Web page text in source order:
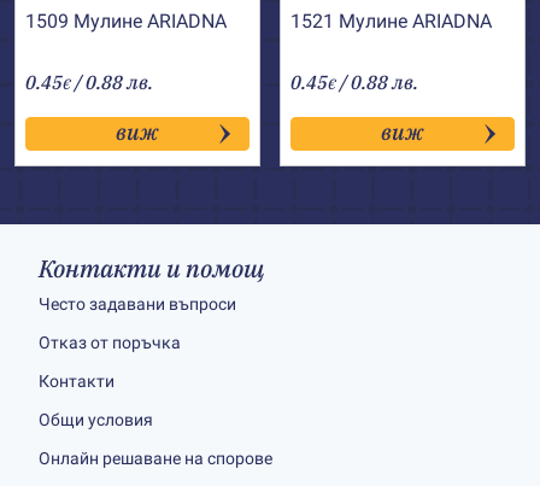
1509 Мулине АRIADNA
0.45€ / 0.88 лв.
виж
1521 Мулине АRIADNA
0.45€ / 0.88 лв.
виж
Контакти и помощ
Често задавани въпроси
Отказ от поръчка
Контакти
Общи условия
Онлайн решаване на спорове